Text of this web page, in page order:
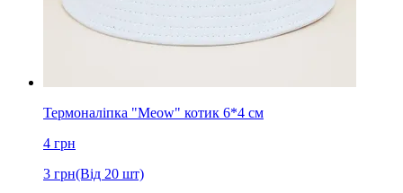
Термоналіпка "Meow" котик 6*4 cм
4 грн
3 грн(Від 20 шт)